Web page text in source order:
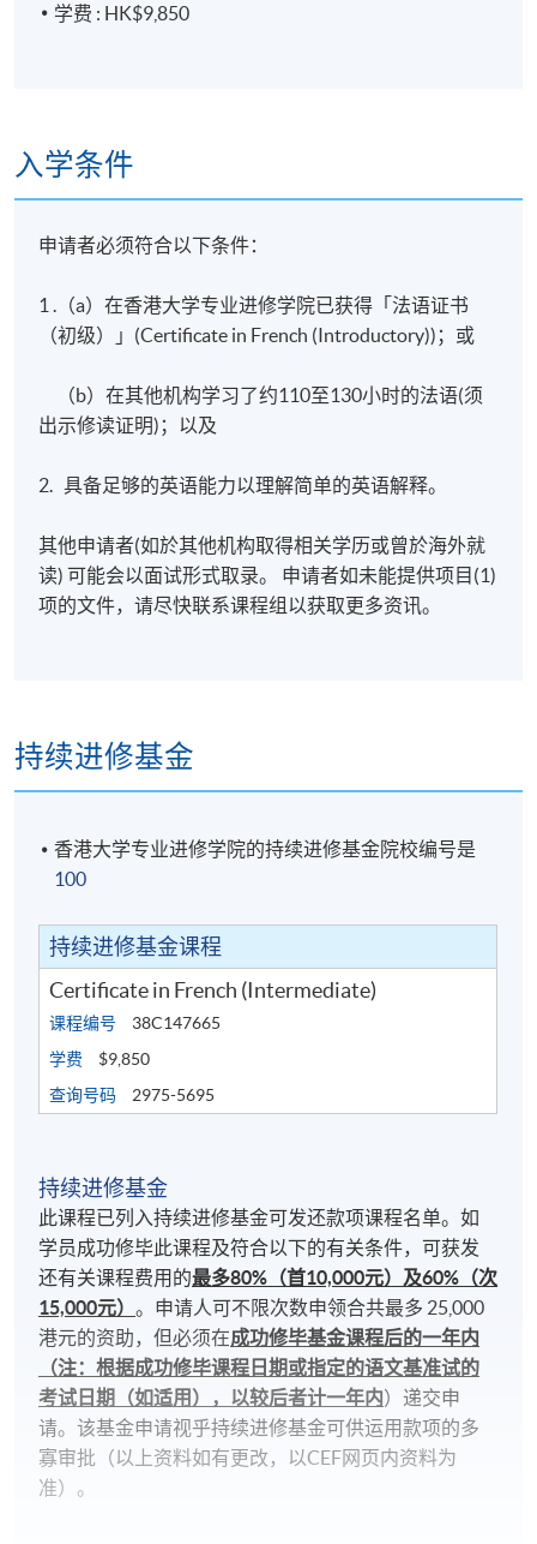
学费 : HK$9,850
入学条件
申请者必须符合以下条件：
1 .（a）在香港大学专业进修学院已获得「法语证书
（初级）」(Certificate in French (Introductory))；或
（b）在其他机构学习了约110至130小时的法语(须
出示修读证明)；以及
2. 具备足够的英语能力以理解简单的英语解释。
其他申请者(如於其他机构取得相关学历或曾於海外就
读) 可能会以面试形式取录。 申请者如未能提供项目(1)
项的文件，请尽快联系课程组以获取更多资讯。
持续进修基金
香港大学专业进修学院的持续进修基金院校编号是
100
持续进修基金课程
Certificate in French (Intermediate)
课程编号
38C147665
学费
$9,850
查询号码
2975-5695
持续进修基金
此课程已列入持续进修基金可发还款项课程名单。如
学员成功修毕此课程及符合以下的有关条件，可获发
还有关课程费用的最多80%（首10,000元）及60%（次
15,000元）。申请人可不限次数申领合共最多 25,000
港元的资助，但必须在成功修毕基金课程后的一年内
（注：根据成功修毕课程日期或指定的语文基准试的
考试日期（如适用），以较后者计一年内）递交申
请。该基金申请视乎持续进修基金可供运用款项的多
寡审批（以上资料如有更改，以CEF网页内资料为
准）。